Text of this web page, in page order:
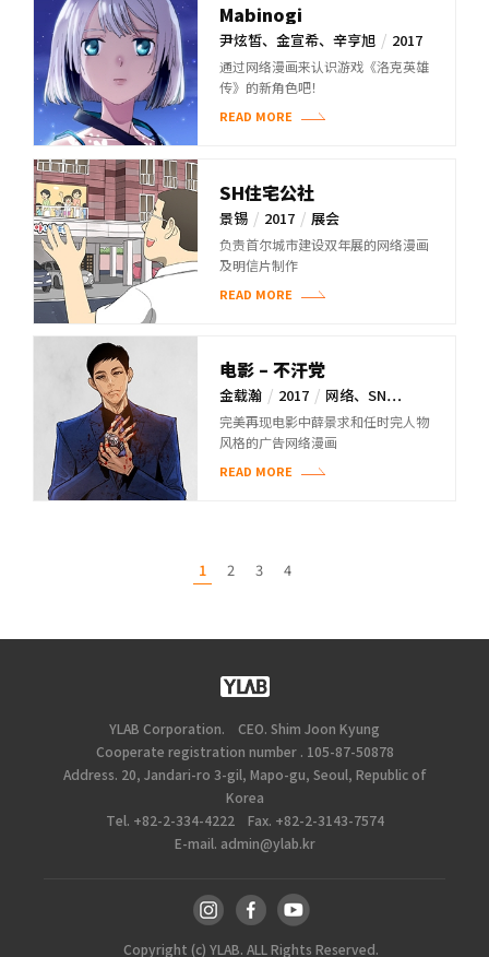
Mabinogi
尹炫皙、金宣希、辛亨旭 / 2017
/ 官网
通过网络漫画来认识游戏《洛克英雄
传》的新角色吧！
READ MORE
SH住宅公社
景锡 / 2017 / 展会
负责首尔城市建设双年展的网络漫画
及明信片制作
READ MORE
电影 – 不汗党
金载瀚 / 2017 / 网络、SN…
完美再现电影中薛景求和任时完人物
风格的广告网络漫画
READ MORE
1 2 3 4
YLAB Corporation.
CEO. Shim Joon Kyung
Cooperate registration number . 105-87-50878
Address. 20, Jandari-ro 3-gil, Mapo-gu, Seoul, Republic of
Korea
Tel. +82-2-334-4222
Fax. +82-2-3143-7574
E-mail. admin@ylab.kr
Copyright (c) YLAB. ALL Rights Reserved.